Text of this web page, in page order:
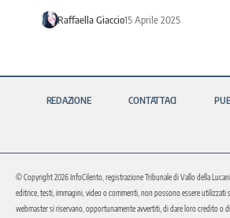
Raffaella Giaccio15 Aprile 2025
REDAZIONE CONTATTACI
© Copyright 2026 InfoCilento, registrazione Tribunale di Vallo della
editrice, testi, immagini, video o commenti, non possono essere
webmaster si riservano, opportunamente avvertiti, di dare loro credito o